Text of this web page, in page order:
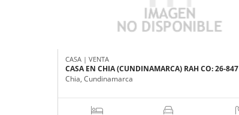
CASA | VENTA
CASA EN CHIA (CUNDINAMARCA) RAH CO: 26-847
Chia, Cundinamarca